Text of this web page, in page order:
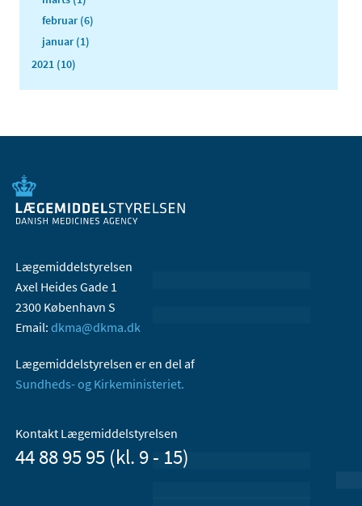
februar (6)
januar (1)
2021 (10)
Lægemiddelstyrelsen
Axel Heides Gade 1
2300 København S
Email: dkma@dkma.dk
Lægemiddelstyrelsen er en del af
Sundheds- og Kirkeministeriet.
Kontakt Lægemiddelstyrelsen
44 88 95 95 (kl. 9 - 15)